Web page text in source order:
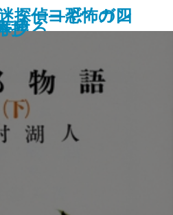
男
探偵ヨギ ガン
する
ミー―恐怖の四
抄